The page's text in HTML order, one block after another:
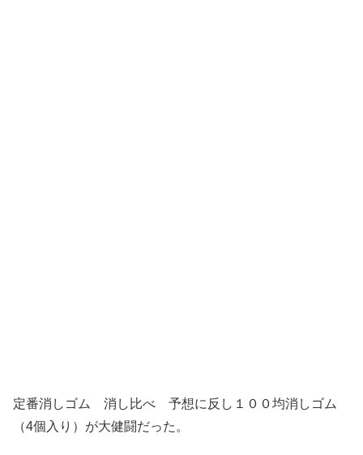
定番消しゴム 消し比べ 予想に反し１００均消しゴム
（4個入り）が大健闘だった。